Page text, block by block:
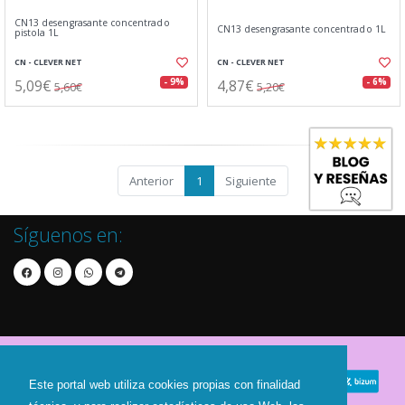
Este portal web utiliza cookies propias con finalidad
CN13 desengrasante concentrado
pistola 1L
CN - CLEVER NET
5,09€ 5,60€ - 9%
CN13 desengrasante concentrado 1L
CN - CLEVER NET
4,87€ 5,20€ - 6%
Anterior 1 Siguiente
Síguenos en: